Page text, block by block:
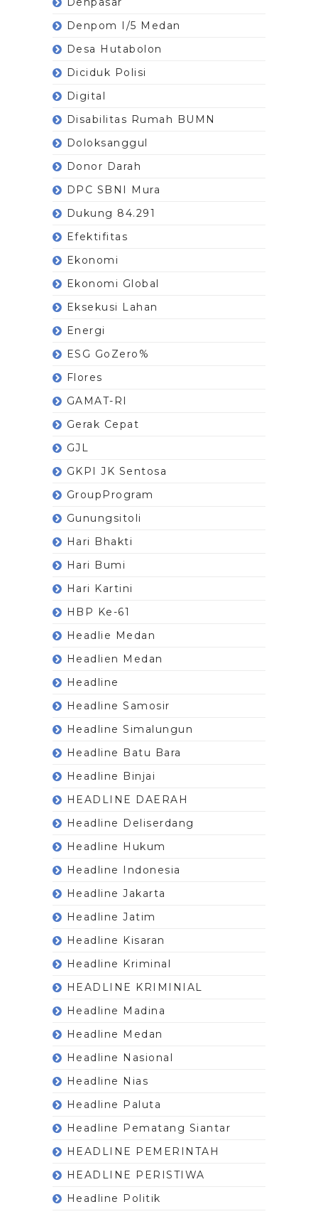
Denpom I/5 Medan
Desa Hutabolon
Diciduk Polisi
Digital
Disabilitas Rumah BUMN
Doloksanggul
Donor Darah
DPC SBNI Mura
Dukung 84.291
Efektifitas
Ekonomi
Ekonomi Global
Eksekusi Lahan
Energi
ESG GoZero%
Flores
GAMAT-RI
Gerak Cepat
GJL
GKPI JK Sentosa
GroupProgram
Gunungsitoli
Hari Bhakti
Hari Bumi
Hari Kartini
HBP Ke-61
Headlie Medan
Headlien Medan
Headline
Headline Samosir
Headline Simalungun
Headline Batu Bara
Headline Binjai
HEADLINE DAERAH
Headline Deliserdang
Headline Hukum
Headline Indonesia
Headline Jakarta
Headline Jatim
Headline Kisaran
Headline Kriminal
HEADLINE KRIMINIAL
Headline Madina
Headline Medan
Headline Nasional
Headline Nias
Headline Paluta
Headline Pematang Siantar
HEADLINE PEMERINTAH
HEADLINE PERISTIWA
Headline Politik